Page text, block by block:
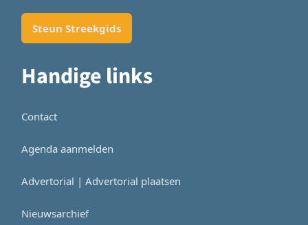
Steun Streekgids
Handige links
Contact
Agenda aanmelden
Advertorial | Advertorial plaatsen
Nieuwsarchief